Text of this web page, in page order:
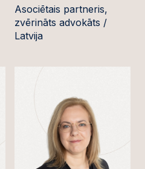
Asociētais partneris,
zvērināts advokāts /
Latvija